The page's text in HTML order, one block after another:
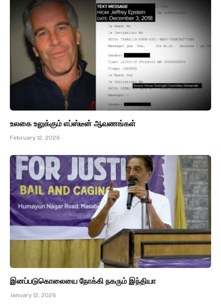
உலகை உலுக்கும் எப்ஸ்டீன் ஆவணங்கள்
February 12, 2026
இனப்படுகொலையை நோக்கி நகரும் இந்தியா
January 12, 2026